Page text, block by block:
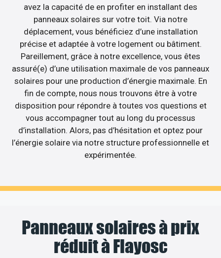
avez la capacité de en profiter en installant des
panneaux solaires sur votre toit. Via notre
déplacement, vous bénéficiez d’une installation
précise et adaptée à votre logement ou bâtiment.
Pareillement, grâce à notre excellence, vous êtes
assuré(e) d’une utilisation maximale de vos panneaux
solaires pour une production d’énergie maximale. En
fin de compte, nous nous trouvons être à votre
disposition pour répondre à toutes vos questions et
vous accompagner tout au long du processus
d’installation. Alors, pas d’hésitation et optez pour
l’énergie solaire via notre structure professionnelle et
expérimentée.
Panneaux solaires à prix
réduit à Flayosc